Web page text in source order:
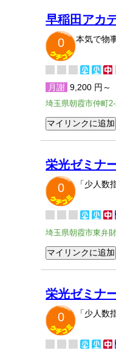
早稲田アカ
0
本気で物
月謝 9,200 円～
埼玉県朝霞市仲町
栄光ゼミナ
0
「少人数
埼玉県朝霞市東弁
栄光ゼミナ
0
「少人数